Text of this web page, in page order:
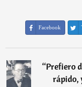
Facebook
“Prefiero
rápido,